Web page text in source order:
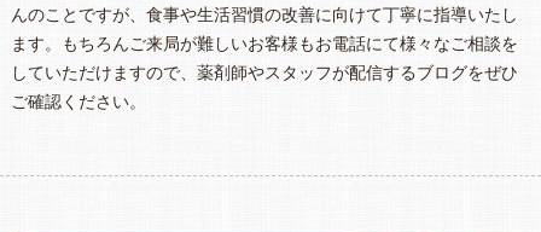
んのことですが、食事や生活習慣の改善に向けて丁寧に指導いたし
ます。もちろんご来局が難しいお客様もお電話にて様々なご相談を
していただけますので、薬剤師やスタッフが配信するブログをぜひ
ご確認ください。